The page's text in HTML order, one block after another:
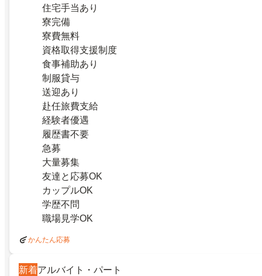
住宅手当あり
寮完備
寮費無料
資格取得支援制度
食事補助あり
制服貸与
送迎あり
赴任旅費支給
経験者優遇
履歴書不要
急募
大量募集
友達と応募OK
カップルOK
学歴不問
職場見学OK
かんたん応募
新着アルバイト・パート